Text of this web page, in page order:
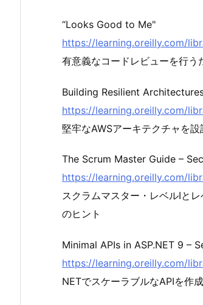
“Looks Good to Me"
https://learning.oreilly.com/
有意義なコードレビューを行う
Building Resilient
https://learning.oreilly.com/
堅牢なAWSアーキテクチャを
The Scrum Master Guide –
https://learning.oreilly.com/
スクラムマスター・レベルIと
のヒント
Minimal APIs in ASP.NET 9 –
https://learning.oreilly.com/
NETでスケーラブルなAPIを作